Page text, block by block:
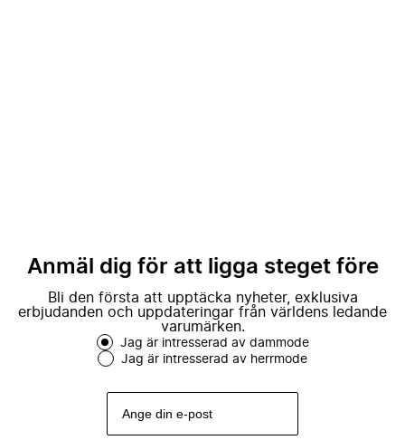
Anmäl dig för att ligga steget före
Bli den första att upptäcka nyheter, exklusiva
erbjudanden och uppdateringar från världens ledande
varumärken.
Jag är intresserad av dammode
Jag är intresserad av herrmode